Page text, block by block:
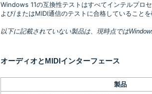
Windows 11の互換性テストはすべてインテルプロ
よび/またはMIDI通信のテストに合格していることを
以下に記載されていない製品は、現時点では
オーディオとMIDIインターフェース
製品